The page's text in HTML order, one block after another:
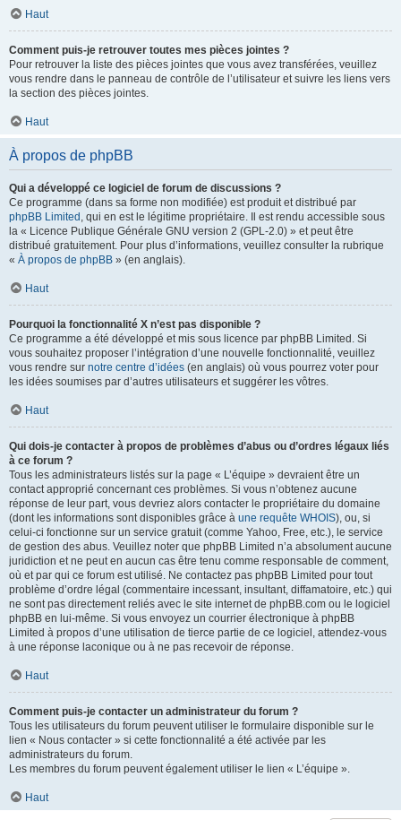
Haut
Comment puis-je retrouver toutes mes pièces jointes ?
Pour retrouver la liste des pièces jointes que vous avez transférées, veuillez
vous rendre dans le panneau de contrôle de l’utilisateur et suivre les liens vers
la section des pièces jointes.
Haut
À propos de phpBB
Qui a développé ce logiciel de forum de discussions ?
Ce programme (dans sa forme non modifiée) est produit et distribué par
phpBB Limited , qui en est le légitime propriétaire. Il est rendu accessible sous
la « Licence Publique Générale GNU version 2 (GPL-2.0) » et peut être
distribué gratuitement. Pour plus d’informations, veuillez consulter la rubrique
« À propos de phpBB » (en anglais).
Haut
Pourquoi la fonctionnalité X n’est pas disponible ?
Ce programme a été développé et mis sous licence par phpBB Limited. Si
vous souhaitez proposer l’intégration d’une nouvelle fonctionnalité, veuillez
vous rendre sur notre centre d’idées (en anglais) où vous pourrez voter pour
les idées soumises par d’autres utilisateurs et suggérer les vôtres.
Haut
Qui dois-je contacter à propos de problèmes d’abus ou d’ordres légaux liés
à ce forum ?
Tous les administrateurs listés sur la page « L’équipe » devraient être un
contact approprié concernant ces problèmes. Si vous n’obtenez aucune
réponse de leur part, vous devriez alors contacter le propriétaire du domaine
(dont les informations sont disponibles grâce à une requête WHOIS), ou, si
celui-ci fonctionne sur un service gratuit (comme Yahoo, Free, etc.), le service
de gestion des abus. Veuillez noter que phpBB Limited n’a absolument aucune
juridiction et ne peut en aucun cas être tenu comme responsable de comment,
où et par qui ce forum est utilisé. Ne contactez pas phpBB Limited pour tout
problème d’ordre légal (commentaire incessant, insultant, diffamatoire, etc.) qui
ne sont pas directement reliés avec le site internet de phpBB.com ou le logiciel
phpBB en lui-même. Si vous envoyez un courrier électronique à phpBB
Limited à propos d’une utilisation de tierce partie de ce logiciel, attendez-vous
à une réponse laconique ou à ne pas recevoir de réponse.
Haut
Comment puis-je contacter un administrateur du forum ?
Tous les utilisateurs du forum peuvent utiliser le formulaire disponible sur le
lien « Nous contacter » si cette fonctionnalité a été activée par les
administrateurs du forum.
Les membres du forum peuvent également utiliser le lien « L’équipe ».
Haut